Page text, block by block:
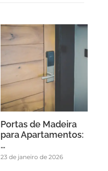
Portas de Madeira
para Apartamentos:
…
23 de janeiro de 2026